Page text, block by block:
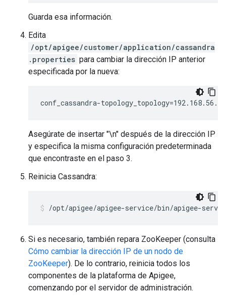
Guarda esa información.
Edita
/opt/apigee/customer/application/cassandra
.properties para cambiar la dirección IP anterior
especificada por la nueva:
conf_cassandra-
Asegúrate de insertar "\n" después de la dirección IP
y especifica la misma configuración predeterminada
que encontraste en el paso 3.
Reinicia Cassandra:
/opt/apigee/apigee-service/bin/apigee-
Si es necesario, también repara ZooKeeper (consulta
Cómo cambiar la dirección IP de un nodo de
ZooKeeper). De lo contrario, reinicia todos los
componentes de la plataforma de Apigee,
comenzando por el servidor de administración.